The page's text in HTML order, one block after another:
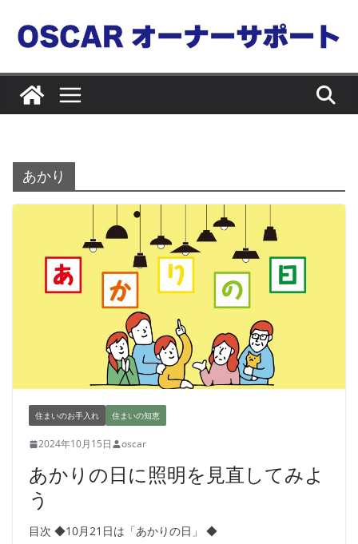
ン
あかり
住まいのお手入れ 住まいの知恵
2024年10月15日 oscar
あかりの日に照明を見直してみよ
う
目次 ◆10月21日は「あかりの日」 ◆